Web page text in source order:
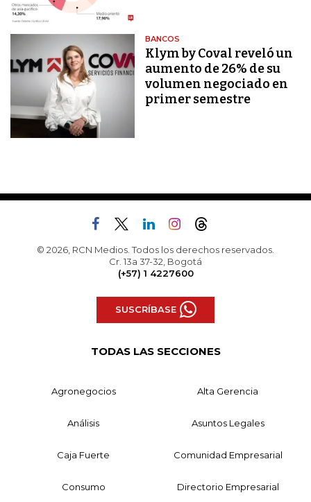
BANCOS
Klym by Coval reveló un
aumento de 26% de su
volumen negociado en
primer semestre
© 2026, RCN Medios. Todos los derechos reservados.
Cr. 13a 37-32, Bogotá
(+57) 1 4227600
SUSCRÍBASE
TODAS LAS SECCIONES
Agronegocios Alta Gerencia
Análisis Asuntos Legales
Caja Fuerte Comunidad Empresarial
Consumo Directorio Empresarial